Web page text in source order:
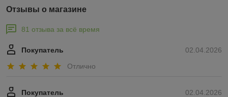
Отзывы о магазине
81 отзыва за всё время
02.04.2026
Покупатель
Отлично
02.04.2026
Покупатель